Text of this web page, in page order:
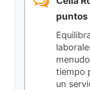
puntos
tiempo
un